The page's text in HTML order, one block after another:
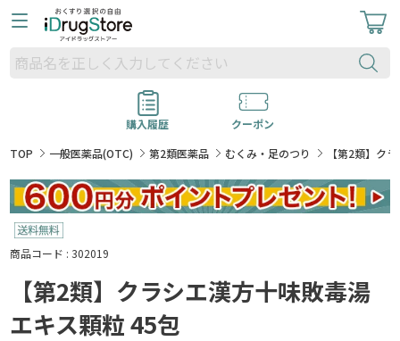
購入履歴
クーポン
TOP
一般医薬品(OTC) 第2類医薬品 むくみ・足のつり 【第2類】ク
商品コード : 302019
【第2類】クラシエ漢方十味敗毒湯
エキス顆粒 45包